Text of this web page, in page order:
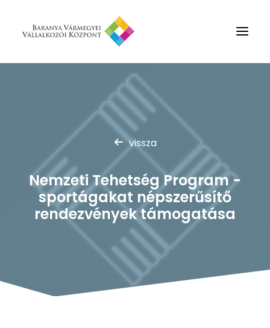
Rólunk
Szolgáltatások
Hírek
Partnerek
Kapcsolat
Keresés
vissza
Nemzeti Tehetség Program -
sportágakat népszerűsítő
rendezvények támogatása